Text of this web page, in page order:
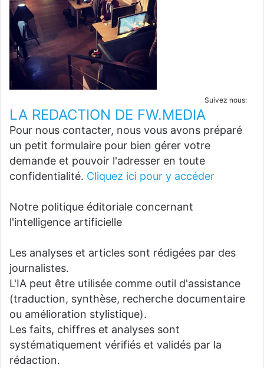
Suivez nous:
LA REDACTION DE FW.MEDIA
Pour nous contacter, nous vous avons préparé
un petit formulaire pour bien gérer votre
demande et pouvoir l'adresser en toute
confidentialité. Cliquez ici pour y accéder
Notre politique éditoriale concernant
l'intelligence artificielle
Les analyses et articles sont rédigées par des
journalistes.
L'IA peut être utilisée comme outil d'assistance
(traduction, synthèse, recherche documentaire
ou amélioration stylistique).
Les faits, chiffres et analyses sont
systématiquement vérifiés et validés par la
rédaction.